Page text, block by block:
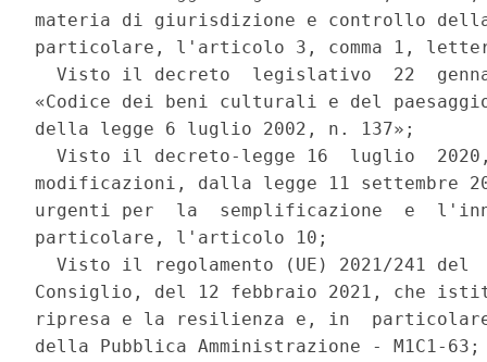
materia di giurisdizione e controllo
particolare, l'articolo 3, comma 1,
Visto il decreto  legislativo  22
«Codice dei beni culturali e del
della legge 6 luglio 2002, n. 137»;
Visto il decreto-legge 16  luglio
modificazioni, dalla legge 11 settembre
urgenti per  la  semplificazione  e
particolare, l'articolo 10;
Visto il regolamento (UE) 2021/241 del
Consiglio, del 12 febbraio 2021, che
ripresa e la resilienza e, in
della Pubblica Amministrazione - M1C1-